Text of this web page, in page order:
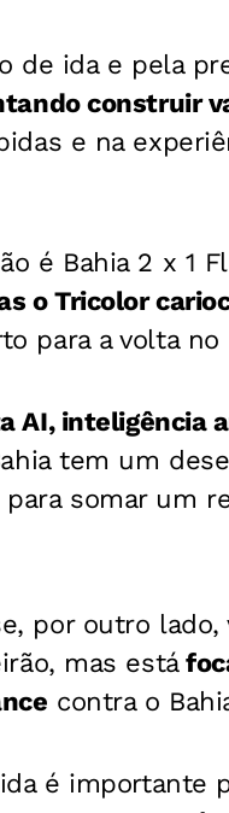
de ida e pela
construir
e na
é Bahia 2 x 1
o Tricolor
para a volta no
AI, inteligência
tem um
somar um
por outro
mas está
contra o
é importante